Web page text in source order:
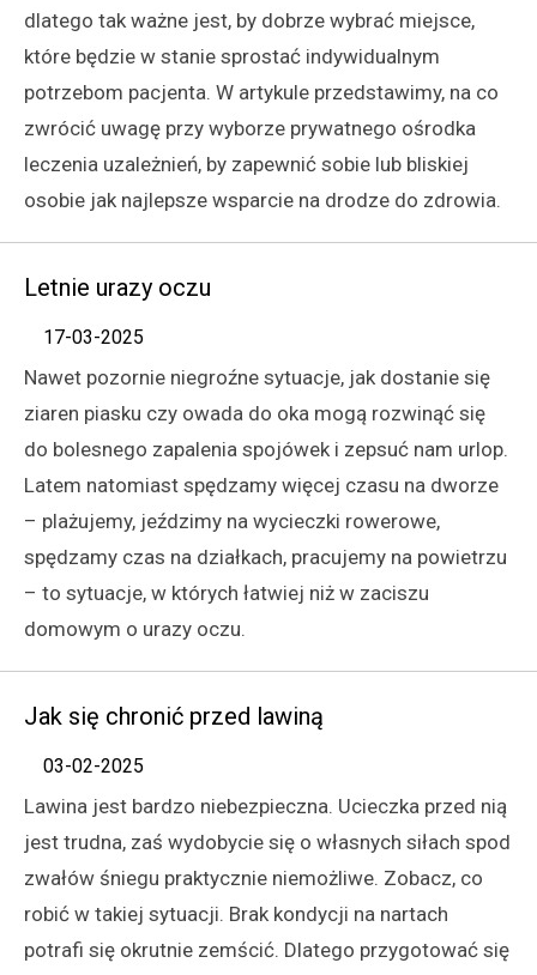
dlatego tak ważne jest, by dobrze wybrać miejsce,
które będzie w stanie sprostać indywidualnym
potrzebom pacjenta. W artykule przedstawimy, na co
zwrócić uwagę przy wyborze prywatnego ośrodka
leczenia uzależnień, by zapewnić sobie lub bliskiej
osobie jak najlepsze wsparcie na drodze do zdrowia.
Letnie urazy oczu
17-03-2025
Nawet pozornie niegroźne sytuacje, jak dostanie się
ziaren piasku czy owada do oka mogą rozwinąć się
do bolesnego zapalenia spojówek i zepsuć nam urlop.
Latem natomiast spędzamy więcej czasu na dworze
– plażujemy, jeździmy na wycieczki rowerowe,
spędzamy czas na działkach, pracujemy na powietrzu
– to sytuacje, w których łatwiej niż w zaciszu
domowym o urazy oczu.
Jak się chronić przed lawiną
03-02-2025
Lawina jest bardzo niebezpieczna. Ucieczka przed nią
jest trudna, zaś wydobycie się o własnych siłach spod
zwałów śniegu praktycznie niemożliwe. Zobacz, co
robić w takiej sytuacji. Brak kondycji na nartach
potrafi się okrutnie zemścić. Dlatego przygotować się